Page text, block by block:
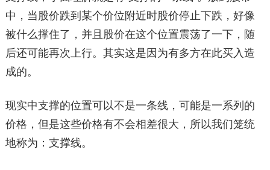
中，当股价跌到某个价位附近时股价停止下跌，好像
被什么撑住了，并且股价在这个位置震荡了一下，随
后还可能再次上行。其实这是因为有多方在此买入造
成的。
现实中支撑的位置可以不是一条线，可能是一系列的
价格，但是这些价格有不会相差很大，所以我们笼统
地称为：支撑线。